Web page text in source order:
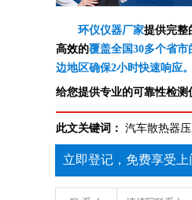
环仪仪器厂家提供完整
高效的覆盖全国30多个省
边地区确保2小时快速响应
给您提供专业的可靠性检测
此文关键词： 汽车散热器
立即登记，免费享受